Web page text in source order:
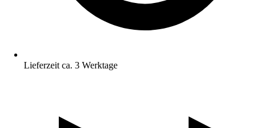
Lieferzeit ca. 3 Werktage